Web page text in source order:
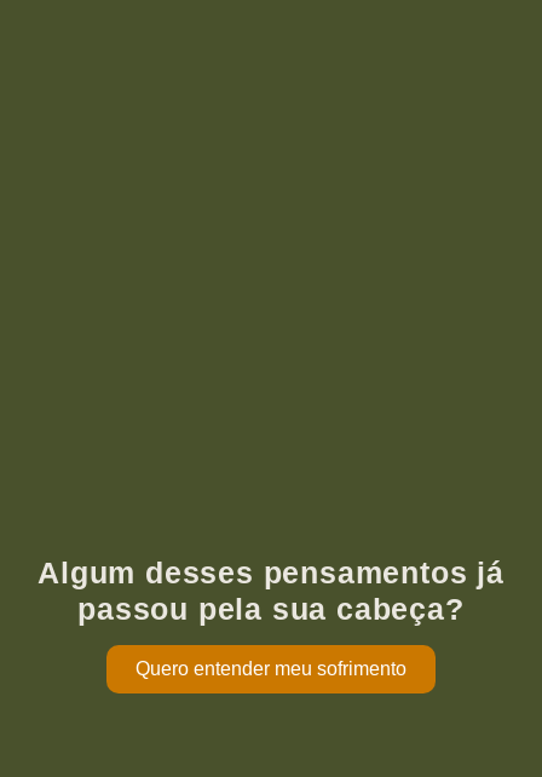
Algum desses pensamentos já
passou pela sua cabeça?
Quero entender meu sofrimento